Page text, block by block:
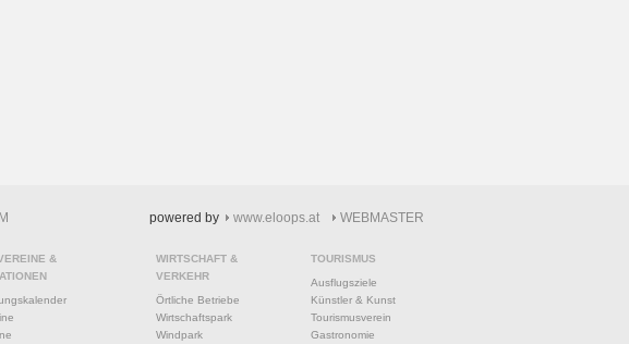
powered by www.eloops.at WEBMASTER
&
WIRTSCHAFT &
VERKEHR
Örtliche Betriebe
Wirtschaftspark
Windpark
TOURISMUS
Ausflugsziele
Künstler & Kunst
Tourismusverein
Gastronomie